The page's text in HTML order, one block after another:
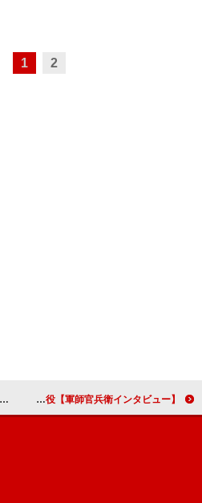
1 2
【軍師官兵衛インタビュー】塚本高史「岡田官兵衛は殿と呼んでしまうほどの威圧感があります」 黒田二十四騎・後藤又兵衛役